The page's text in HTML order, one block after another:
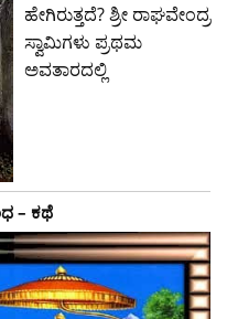
ಹೇಗಿರುತ್ತದೆ? ಶ್ರೀ ರಾಘವೇಂದ್ರ
ಸ್ವಾಮಿಗಳು ಪ್ರಥಮ
ಅವತಾರದಲ್ಲಿ
– ಕಥೆ